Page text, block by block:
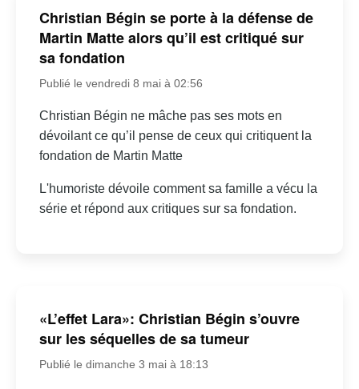
Christian Bégin se porte à la défense de
Martin Matte alors qu’il est critiqué sur
sa fondation
Publié le vendredi 8 mai à 02:56
Christian Bégin ne mâche pas ses mots en
dévoilant ce qu’il pense de ceux qui critiquent la
fondation de Martin Matte
L'humoriste dévoile comment sa famille a vécu la
série et répond aux critiques sur sa fondation.
«L’effet Lara»: Christian Bégin s’ouvre
sur les séquelles de sa tumeur
Publié le dimanche 3 mai à 18:13